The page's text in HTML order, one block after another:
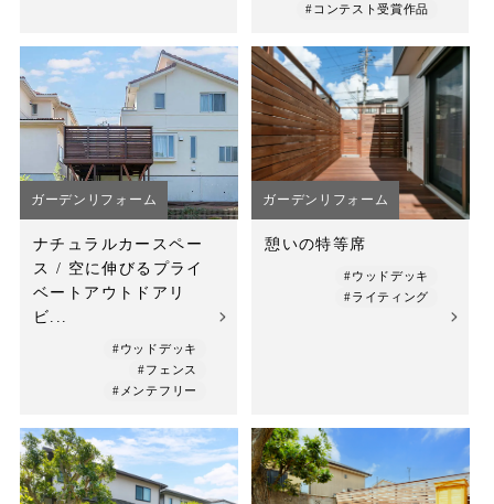
#コンテスト受賞作品
ガーデンリフォーム
ナチュラルカースペー
ス / 空に伸びるプライ
ベートアウトドアリ
ビ...
#ウッドデッキ
#フェンス
#メンテフリー
ガーデンリフォーム
憩いの特等席
#ウッドデッキ
#ライティング